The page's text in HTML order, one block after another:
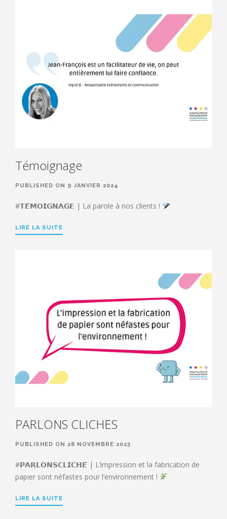
Témoignage
PUBLISHED ON 9 JANVIER 2024
#𝗧𝗘́𝗠𝗢𝗜𝗚𝗡𝗔𝗚𝗘 | La parole à nos clients !
LIRE LA SUITE
PARLONS CLICHES
PUBLISHED ON 28 NOVEMBRE 2023
#𝗣𝗔𝗥𝗟𝗢𝗡𝗦𝗖𝗟𝗜𝗖𝗛𝗘́ | L’impression et la fabrication de
papier sont néfastes pour l’environnement !
LIRE LA SUITE